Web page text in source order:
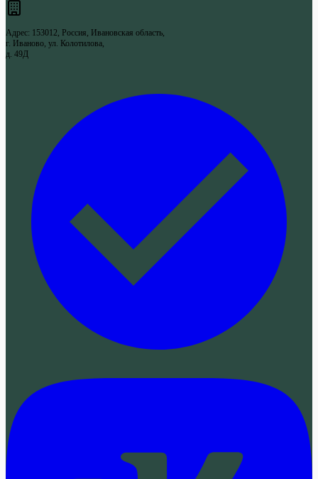
Адрес: 153012, Россия, Ивановская область,
г. Иваново, ул. Колотилова,
д. 49Д